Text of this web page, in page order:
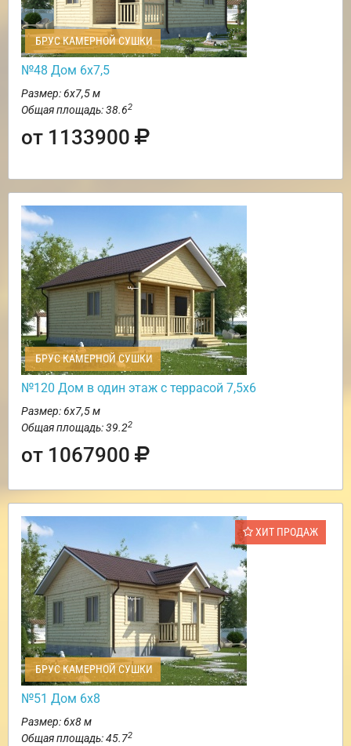
БРУС КАМЕРНОЙ СУШКИ
№48 Дом 6х7,5
Размер: 6х7,5 м
Общая площадь: 38.62
от 1133900
БРУС КАМЕРНОЙ СУШКИ
№120 Дом в один этаж с террасой 7,5х6
Размер: 6х7,5 м
Общая площадь: 39.22
от 1067900
ХИТ ПРОДАЖ
БРУС КАМЕРНОЙ СУШКИ
№51 Дом 6х8
Размер: 6х8 м
Общая площадь: 45.72